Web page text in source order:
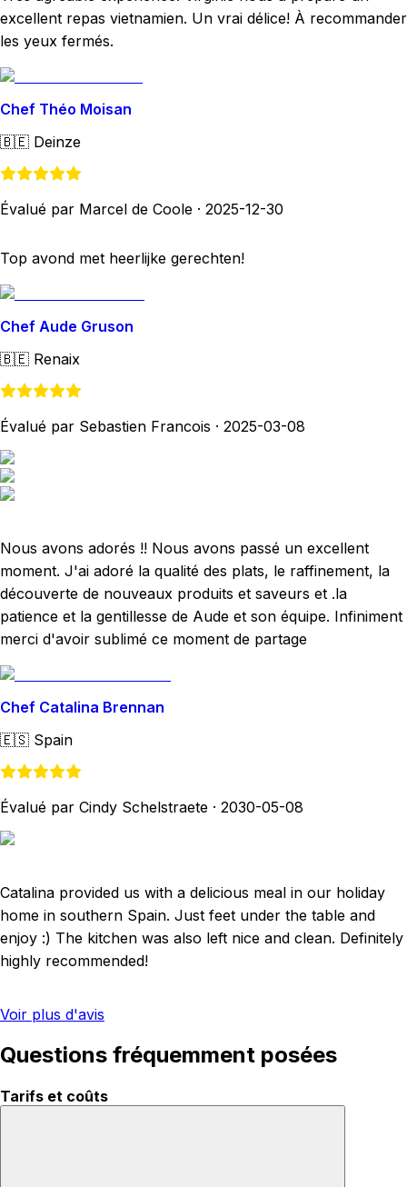
excellent repas vietnamien. Un vrai délice! À recommander
les yeux fermés.
Chef Théo Moisan
🇧🇪 Deinze
Évalué par Marcel de Coole · 2025-12-30
Top avond met heerlijke gerechten!
Chef Aude Gruson
🇧🇪 Renaix
Évalué par Sebastien Francois · 2025-03-08
Nous avons adorés !! Nous avons passé un excellent
moment. J'ai adoré la qualité des plats, le raffinement, la
découverte de nouveaux produits et saveurs et .la
patience et la gentillesse de Aude et son équipe. Infiniment
merci d'avoir sublimé ce moment de partage
Chef Catalina Brennan
🇪🇸 Spain
Évalué par Cindy Schelstraete · 2030-05-08
Catalina provided us with a delicious meal in our holiday
home in southern Spain. Just feet under the table and
enjoy :) The kitchen was also left nice and clean. Definitely
highly recommended!
Voir plus d'avis
Questions fréquemment posées
Tarifs et coûts